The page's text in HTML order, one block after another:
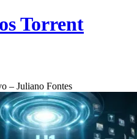
Torrent
– Juliano Fontes